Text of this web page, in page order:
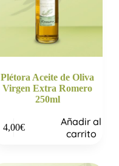
Plétora Aceite de Oliva
Virgen Extra Romero
250ml
4,00€
Añadir al
carrito